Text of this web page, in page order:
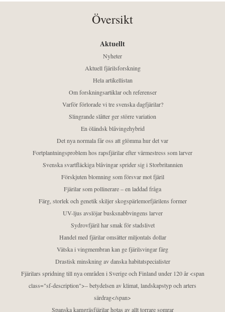
Översikt
Aktuellt
Nyheter
Aktuell fjärilsforskning
Hela artikellistan
Om forskningsartiklar och referenser
Varför förlorade vi tre svenska dagfjärilar?
Slingrande slåtter ger större variation
En öländsk blåvingehybrid
Det nya normala får oss att glömma hur det var
Fortplantningsproblem hos rapsfjärilar efter värmestress som larver
Svenska svartfläckiga blåvingar sprider sig i Storbritannien
Förskjuten blomning som försvar mot fjäril
Fjärilar som pollinerare – en laddad fråga
Färg, storlek och genetik skiljer skogspärlemorfjärilens former
UV-ljus avslöjar busksnabbvingens larver
Sydrovfjäril har smak för stadslivet
Handel med fjärilar omsätter miljontals dollar
Vätska i vingmembran kan ge fjärilsvingar färg
Drastisk minskning av danska habitatspecialister
Fjärilars spridning till nya områden i Sverige och Finland under 120 år <span
class="sf-description">– betydelsen av klimat, landskapstyp och arters
särdrag</span>
Spanska kamgräsfjärilar hotas av allt torrare somrar